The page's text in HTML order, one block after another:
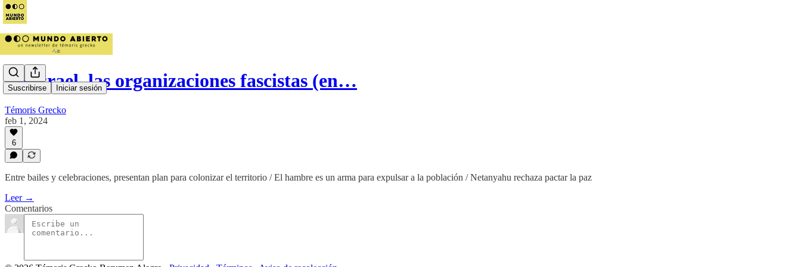
Suscribirse Iniciar sesión
En Israel, las organizaciones fascistas (en…
Témoris Grecko
feb 1, 2024
6
Entre bailes y celebraciones, presentan plan para colonizar el territorio / El hambre es un arma para expulsar a la población / Netanyahu rechaza pactar la paz
Leer →
Comentarios